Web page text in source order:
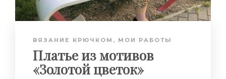
ВЯЗАНИЕ КРЮЧКОМ , МОИ РАБОТЫ
Платье из мотивов
«Золотой цветок»